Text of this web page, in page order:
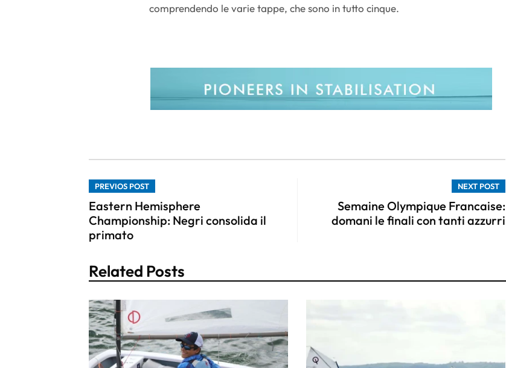
comprendendo le varie tappe, che sono in tutto cinque.
PREVIOS POST
Eastern Hemisphere
Championship: Negri consolida il
primato
NEXT POST
Semaine Olympique Francaise:
domani le finali con tanti azzurri
Related Posts